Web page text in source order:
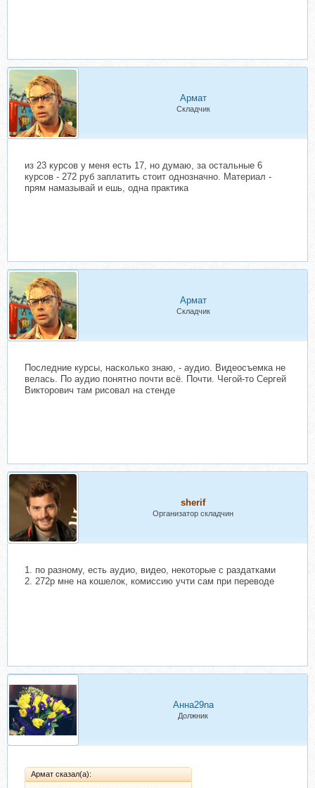
Армат
Складчик
из 23 курсов у меня есть 17, но думаю, за остальные 6
курсов - 272 руб заплатить стоит однозначно. Материал -
прям намазывай и ешь, одна практика
Армат
Складчик
Последние курсы, насколько знаю, - аудио. Видеосъемка не
велась. По аудио понятно почти всё. Почти. Чегой-то Сергей
Викторович там рисовал на стенде
sherif
Организатор складчин
1. по разному, есть аудио, видео, некоторые с раздатками
2. 272р мне на кошелок, комиссию учти сам при переводе
Анна29na
Должник
Армат сказал(а):